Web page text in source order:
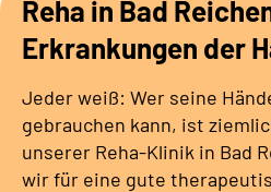
Klinik
Karriere
Häufige Fragen
Reha in Bad
Erkrankungen der
Jeder weiß: Wer seine
gebrauchen kann, ist
unserer Reha-Klinik in Bad
wir für eine gute